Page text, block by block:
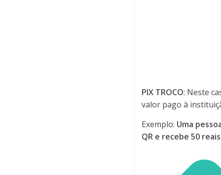
PIX TROCO: Neste
valor pago à
Exemplo: Uma
QR e recebe 50